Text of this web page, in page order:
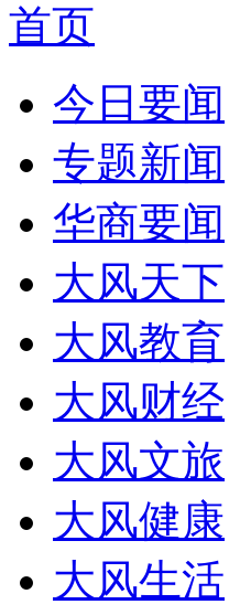
首页
今日要闻
专题新闻
华商要闻
大风天下
大风教育
大风财经
大风文旅
大风健康
大风生活